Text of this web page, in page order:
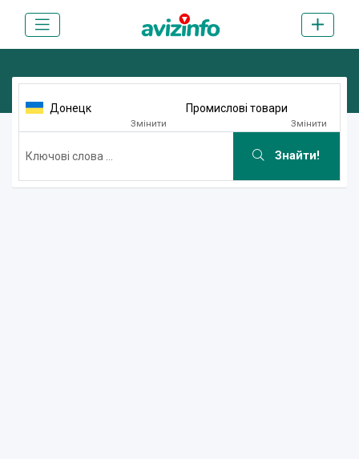
Донецк
Змінити
Промислові товари
Змінити
Знайти!